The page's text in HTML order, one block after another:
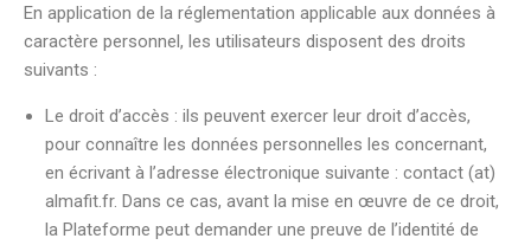
En application de la réglementation applicable aux données à
caractère personnel, les utilisateurs disposent des droits
suivants :
Le droit d’accès : ils peuvent exercer leur droit d’accès,
pour connaître les données personnelles les concernant,
en écrivant à l’adresse électronique suivante : contact (at)
almafit.fr. Dans ce cas, avant la mise en œuvre de ce droit,
la Plateforme peut demander une preuve de l’identité de